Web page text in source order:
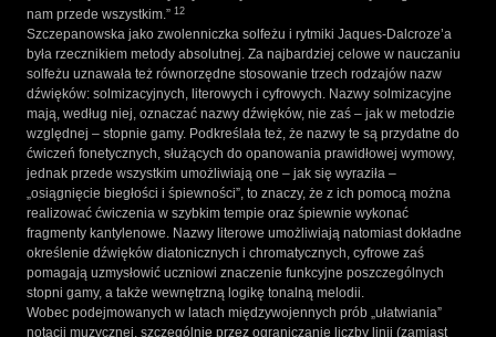
nam przede wszystkim.” 12
Szczepanowska jako zwolenniczka solfeżu i rytmiki Jaques-Dalcroze’a
była rzecznikiem metody absolutnej. Za najbardziej celowe w nauczaniu
solfeżu uznawała też równorzędne stosowanie trzech rodzajów nazw
dźwięków: solmizacyjnych, literowych i cyfrowych. Nazwy solmizacyjne
mają, według niej, oznaczać nazwy dźwięków, nie zaś – jak w metodzie
względnej – stopnie gamy. Podkreślała też, że nazwy te są przydatne do
ćwiczeń fonetycznych, służących do opanowania prawidłowej wymowy,
jednak przede wszystkim umożliwiają one – jak się wyraziła –
„osiągnięcie biegłości i śpiewności”, to znaczy, że z ich pomocą można
realizować ćwiczenia w szybkim tempie oraz śpiewnie wykonać
fragmenty kantylenowe. Nazwy literowe umożliwiają natomiast dokładne
określenie dźwięków diatonicznych i chromatycznych, cyfrowe zaś
pomagają uzmysłowić uczniowi znaczenie funkcyjne poszczególnych
stopni gamy, a także wewnętrzną logikę tonalną melodii.
Wobec podejmowanych w latach międzywojennych prób „ułatwiania”
notacji muzycznej, szczególnie przez ograniczanie liczby linii (zamiast